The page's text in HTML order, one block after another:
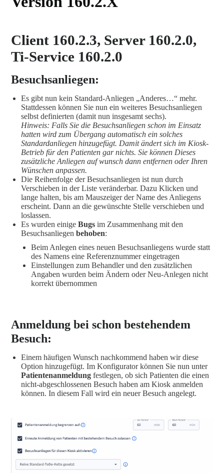
Client 160.2.3, Server 160.2.0,
Ti-Service 160.2.0
Besuchsanliegen:
Es gibt nun kein Standard-Anliegen „Anderes…“ mehr.
Stattdessen können Sie nun ein weiteres Besuchsanliegen
selbst definierten (damit nun insgesamt sechs).
Hinweis: Falls Sie die Besuchsanliegen schon im Einsatz
hatten wird zum Übergang automatisch ein solches
Standardanliegen hinzugefügt. Damit ändert sich im Kiosk-
Betrieb für den Patienten gar nichts. Sie können Dieses
zusätzliche Anliegen auf wunsch dann entfernen oder Ihren
Wünschen anpassen.
Die Reihenfolge der Besuchsanliegen ist nun durch
Verschieben in der Liste veränderbar. Dazu Klicken und
lange halten, bis am Mauszeiger der Name des Anliegens
erscheint. Dann an die gewünschte Stelle verschieben und
loslassen.
Es wurden einige Bugs im Zusammenhang mit den
Besuchsanliegen behoben:
Beim Anlegen eines neuen Besuchsanliegens wurde statt
des Namens eine Referenznummer eingetragen
Einstellungen zum Behandler und den zusätzlichen
Angaben wurden beim Ändern oder Neu-Anlegen nicht
korrekt übernommen
Anmeldung bei schon bestehendem
Besuch:
Einem häufigen Wunsch nachkommend haben wir diese
Option hinzugefügt. Im Konfigurator können Sie nun unter
Patientenanmeldung festlegen, ob sich Patienten die einen
nicht-abgeschlossenen Besuch haben am Kiosk anmelden
können. In diesem Fall wird ein neuer Besuch angelegt.